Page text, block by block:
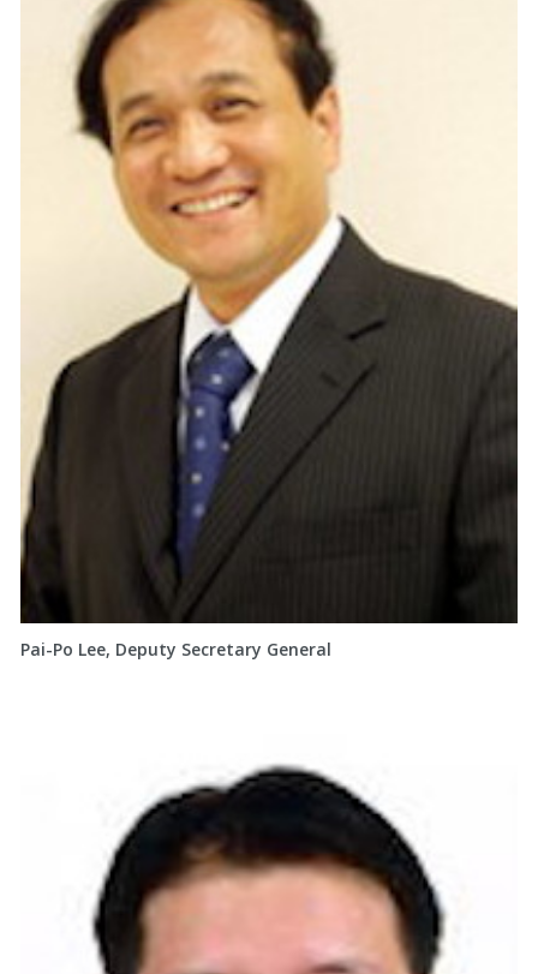
Pai-Po Lee, Deputy Secretary General